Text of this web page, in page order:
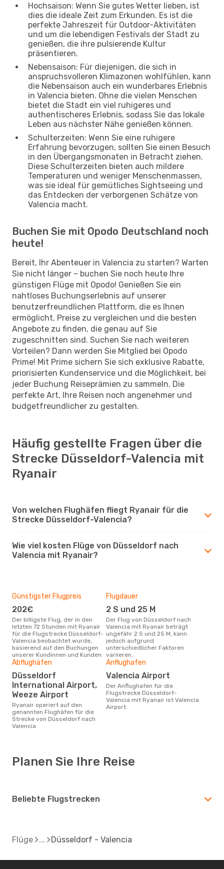
Hochsaison: Wenn Sie gutes Wetter lieben, ist
dies die ideale Zeit zum Erkunden. Es ist die
perfekte Jahreszeit für Outdoor-Aktivitäten
und um die lebendigen Festivals der Stadt zu
genießen, die ihre pulsierende Kultur
präsentieren.
Nebensaison: Für diejenigen, die sich in
anspruchsvolleren Klimazonen wohlfühlen, kann
die Nebensaison auch ein wunderbares Erlebnis
in Valencia bieten. Ohne die vielen Menschen
bietet die Stadt ein viel ruhigeres und
authentischeres Erlebnis, sodass Sie das lokale
Leben aus nächster Nähe genießen können.
Schulterzeiten: Wenn Sie eine ruhigere
Erfahrung bevorzugen, sollten Sie einen Besuch
in den Übergangsmonaten in Betracht ziehen.
Diese Schulterzeiten bieten auch mildere
Temperaturen und weniger Menschenmassen,
was sie ideal für gemütliches Sightseeing und
das Entdecken der verborgenen Schätze von
Valencia macht.
Buchen Sie mit Opodo Deutschland noch
heute!
Bereit, Ihr Abenteuer in Valencia zu starten? Warten
Sie nicht länger – buchen Sie noch heute Ihre
günstigen Flüge mit Opodo! Genießen Sie ein
nahtloses Buchungserlebnis auf unserer
benutzerfreundlichen Plattform, die es Ihnen
ermöglicht, Preise zu vergleichen und die besten
Angebote zu finden, die genau auf Sie
zugeschnitten sind. Suchen Sie nach weiteren
Vorteilen? Dann werden Sie Mitglied bei Opodo
Prime! Mit Prime sichern Sie sich exklusive Rabatte,
priorisierten Kundenservice und die Möglichkeit, bei
jeder Buchung Reiseprämien zu sammeln. Die
perfekte Art, Ihre Reisen noch angenehmer und
budgetfreundlicher zu gestalten.
Häufig gestellte Fragen über die
Strecke Düsseldorf-Valencia mit
Ryanair
Von welchen Flughäfen fliegt Ryanair für die
Strecke Düsseldorf-Valencia?
Wie viel kosten Flüge von Düsseldorf nach
Valencia mit Ryanair?
Günstigster Flugpreis
202€
Der billigste Flug, der in den
letzten 72 Stunden mit Ryanair
für die Flugstrecke Düsseldorf-
Valencia beobachtet wurde,
basierend auf den Buchungen
unserer Kundinnen und Kunden.
Flugdauer
2 S und 25 M
Der Flug von Düsseldorf nach
Valencia mit Ryanair beträgt
ungefähr 2 S und 25 M, kann
jedoch aufgrund
unterschiedlicher Faktoren
variieren.
Abflughäfen
Düsseldorf
International Airport,
Weeze Airport
Ryanair operiert auf den
genannten Flughäfen für die
Strecke von Düsseldorf nach
Valencia
Anflughafen
Valencia Airport
Der Anflughafen für die
Flugstrecke Düsseldorf-
Valencia mit Ryanair ist Valencia
Airport.
Planen Sie Ihre Reise
Beliebte Flugstrecken
Flüge Düsseldorf - Valencia